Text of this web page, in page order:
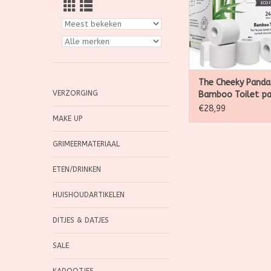
VERZORGING
MAKE UP
GRIMEERMATERIAAL
ETEN/DRINKEN
HUISHOUDARTIKELEN
DITJES & DATJES
SALE
TOEVOEGEN AAN
The Cheeky
Bamboo Toilet
Bulk Box 24 rolls
€28,99